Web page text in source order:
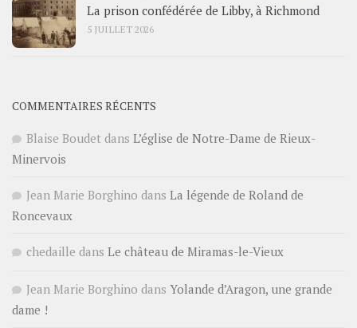
La prison confédérée de Libby, à Richmond
5 JUILLET 2026
COMMENTAIRES RÉCENTS
Blaise Boudet dans L’église de Notre-Dame de Rieux-
Minervois
Jean Marie Borghino dans La légende de Roland de
Roncevaux
chedaille dans Le château de Miramas-le-Vieux
Jean Marie Borghino dans Yolande d’Aragon, une grande
dame !